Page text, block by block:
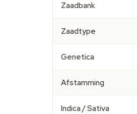
Zaadbank
Zaadtype
Genetica
Afstamming
Indica / Sativa